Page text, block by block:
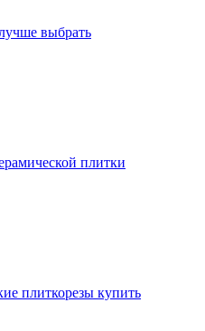
выбрать
плитки
плиткорезы купить